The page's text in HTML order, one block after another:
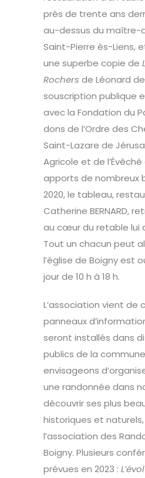
près de trente ans
au-dessus du maître-
Saint-Pierre ès-Liens,
une superbe copie de
Rochers de Léonard
souscription publique
avec la Fondation du
dons de l’Ordre des
Saint-Lazare de
Agricole et de
apports de nombreux
2020, le tableau,
Catherine BERNARD,
au cœur du retable lui
Tout un chacun peut
l’église de Boigny est
jour de 10 h à 18 h.
L’association vient de
panneaux
seront installés dans
publics de la
envisageons
une randonnée dans
découvrir ses plus
historiques et
l’association des
Boigny. Plusieurs
prévues en 2023 :